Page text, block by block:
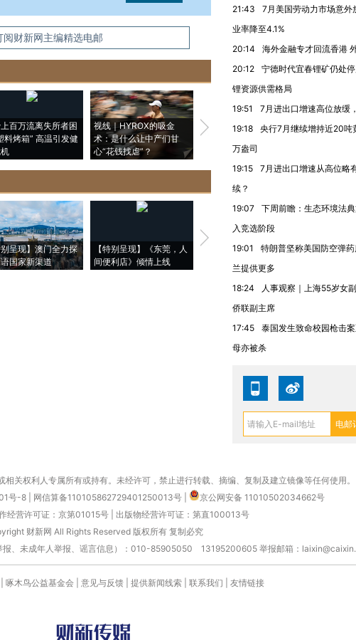
登转载。
阅财新网主编精选电邮
百万流离失所者困
料烤箱” 高温引发健
视线｜HYROX的吸金
术：是什么让中产们甘
心“花钱找虐”？
马航飞行员跨国走私7万
视线｜被
呈现】澳门全力探
国家新渠道
【特别呈现】《东莞，人
间便利店》倾情上线
【推广】走进第四届链博
会，让数智科技“链”接产
【特别呈
21:43
7月美国劳动力市场意外
业率降至4.1%
20:14
海外金融专才回流香港
20:12
宁德时代宜春锂矿仍处
锂资源供需格局
19:51
7月进出口增速高位放缓
19:18
央行7月继续增持近20
万盎司
19:15
7月进出口增速从高位略
续？
19:07
下周前瞻：生态环境法
入竞选阶段
19:01
特朗普坚称美国防空弹
兰提供更多
18:24
人事观察｜上海55岁女
侨联副主席
17:45
泰国发生致命校园枪击
母亦被杀
关权利人专属所有或持有。未经许可，禁止进行转载、摘编、复制及建立镜像等任何使用。
号-8 网信算备110105862729401250013号
京公网安备 11010502034662号
经营许可证：京第01015号| 出版物经营许可证：第直100013号
财新网 All Rights Reserved 版权所有 复制必究
报、未成年人举报、谣言信息）：010-85905050 13195200605 举报邮箱：
啄木鸟公益基金会 意见与反馈 提供新闻线索 联系我们 友情链接